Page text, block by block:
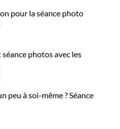
pour la séance photo
séance photos avec les
peu à soi-même ? Séance